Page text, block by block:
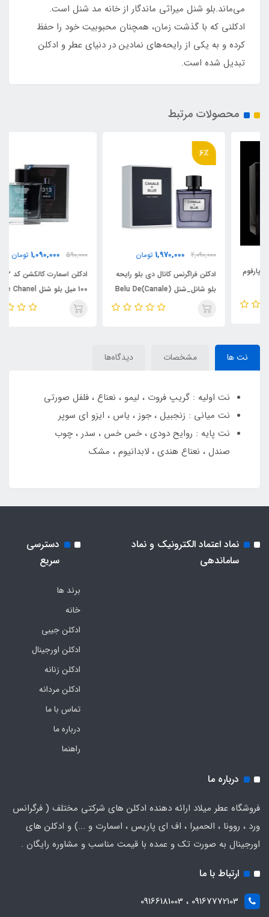
می‌ماند.بلو شنل میراثی ماندگار از خانه مد شنل است.
ادکلنی که با گذشت زمان، همچنان محبوبیت خود را حفظ
کرده و به یکی از رایحه‌های نمادین در دنیای عطر و ادکلن
تبدیل شده است.
محصولات مرتبط
1,970,000 تومان
ادکلن فراگرنس کانال دی بلو رایحه
بلو شانل_شنل (Canale)Belu De
Chanel
1,090,000 تومان
ادکلن اسمارت کالکشن کد 313 ،
100 میل بلو شنل Bleu de Chanel
نت ها مشخصات دیدگاه‌ها
نت اولیه : گریپ فروت ، لیمو ، نعناع ، فلفل صورتی
نت میانی : زنجبیل ، جوز ، یاس ، ایزو ای سوپر
نت پایه : روایح دودی ، خس خس ، سدر ، چوب
صندل ، نعناع هندی ، لابدانیوم ، مشک
نماد اعتماد الکترونیک و نماد
ساماندهی
دسترسی
سریع
برند ها
خانه
ادکلن جیبی
ادکلن اورجینال
ادکلن زنانه
ادکلن مردانه
تماس با ما
درباره ما
راهنما
درباره ما
فروشگاه عطر میلاد ارائه دهنده ادکلن های شرکتی مختلف ( فرگرانس
ورد ، روونا ، الحمیرا ، اف ای پاریس ، اسمارت و ...) و ادکلن های
اورجینال به صورت تک و عمده با قیمت مناسب و مشاوره رایگان .
ارتباط با ما
09167772103 ، 09166181003